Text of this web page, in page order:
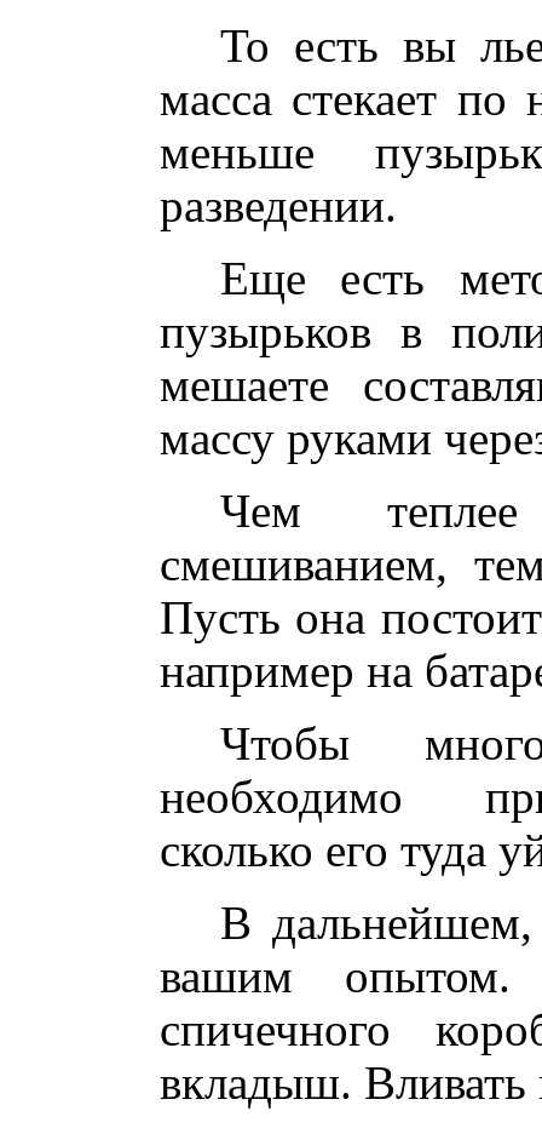
То есть вы
масса стекает по
меньше
разведении.
Еще есть
пузырьков в
мешаете
массу руками
Чем
смешиванием,
Пусть она
например на
Чтобы
необходимо
сколько его туда
В дальнейшем,
вашим опытом.
спичечного
вкладыш. Вливать